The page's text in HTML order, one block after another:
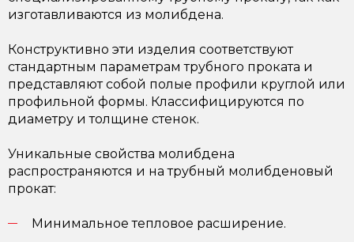
изготавливаются из молибдена.
Конструктивно эти изделия соответствуют
стандартным параметрам трубного проката и
представляют собой полые профили круглой или
профильной формы. Классифицируются по
диаметру и толщине стенок.
Уникальные свойства молибдена
распространяются и на трубный молибденовый
прокат:
Минимальное тепловое расширение.